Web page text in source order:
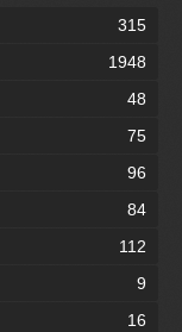
315
1948
48
75
96
84
112
9
16